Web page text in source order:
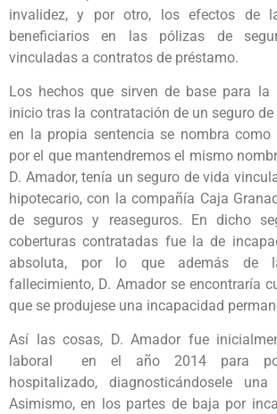
invalidez, y por otro, los efectos de
beneficiarios en las pólizas de
vinculadas a contratos de préstamo.
Los hechos que sirven de base para la
inicio tras la contratación de un seguro
en la propia sentencia se nombra como
por el que mantendremos el mismo
D. Amador, tenía un seguro de vida
hipotecario, con la compañía Caja
de seguros y reaseguros. En dicho
coberturas contratadas fue la de
absoluta, por lo que además de
fallecimiento, D. Amador se encontraría
que se produjese una incapacidad
Así las cosas, D. Amador fue
laboral en el año 2014 para
hospitalizado, diagnosticándosele
Asimismo, en los partes de baja por